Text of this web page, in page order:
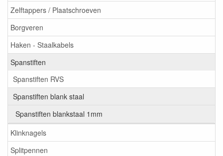
Zelftappers / Plaatschroeven
Borgveren
Haken - Staalkabels
Spanstiften
Spanstiften RVS
Spanstiften blank staal
Spanstiften blankstaal 1mm
Klinknagels
Splitpennen